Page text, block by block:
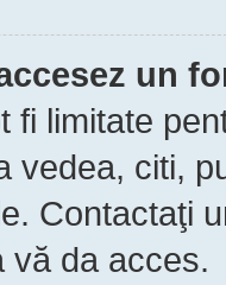
un
fi limitate
vedea, citi,
Contactaţi
vă da acces.